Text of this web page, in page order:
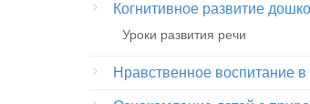
Когнитивное развитие
Уроки развития речи
Нравственное воспитание в